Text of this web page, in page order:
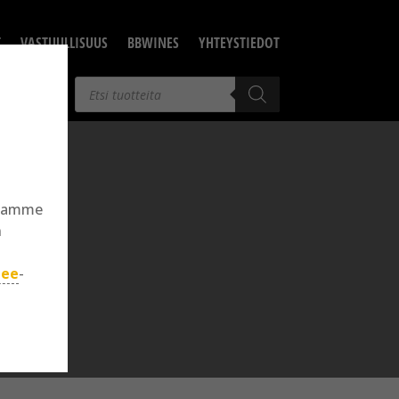
VASTUULLISUUS BBWINES YHTEYSTIEDOT
Products
search
-